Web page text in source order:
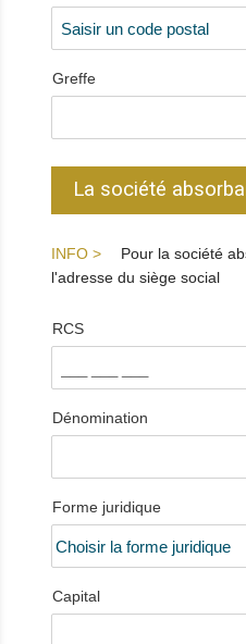
Greffe
La société
Pour la société
l'adresse du siège social
RCS
Dénomination
Forme juridique
Capital